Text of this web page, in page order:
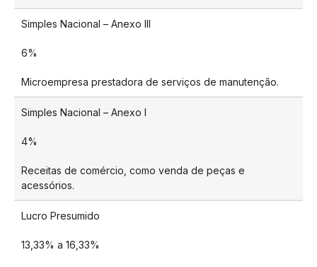
Simples Nacional – Anexo III
6%
Microempresa prestadora de serviços de manutenção.
Simples Nacional – Anexo I
4%
Receitas de comércio, como venda de peças e
acessórios.
Lucro Presumido
13,33% a 16,33%